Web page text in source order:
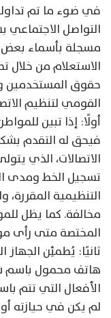
في ضوء ما تم
التواصل
مسجلة بأسماء
حقوق المستخدمين
القومي لتنظيم
أولًا: إذا تبين
فيحق له التقدم
الاتصالات، الذي
تسجيل الخط ومدى
التنظيمية المقررة،
مخالفة. كما يظل
المختصة متى رأى
ثانيًا: يُطمئِن
هاتف محمول باسم
الأفعال التي تتم
لم يكن في حيازته